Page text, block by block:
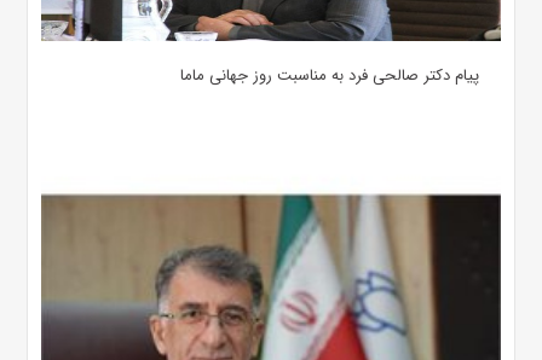
پیام دکتر صالحی فرد به مناسبت روز جهانی ماما